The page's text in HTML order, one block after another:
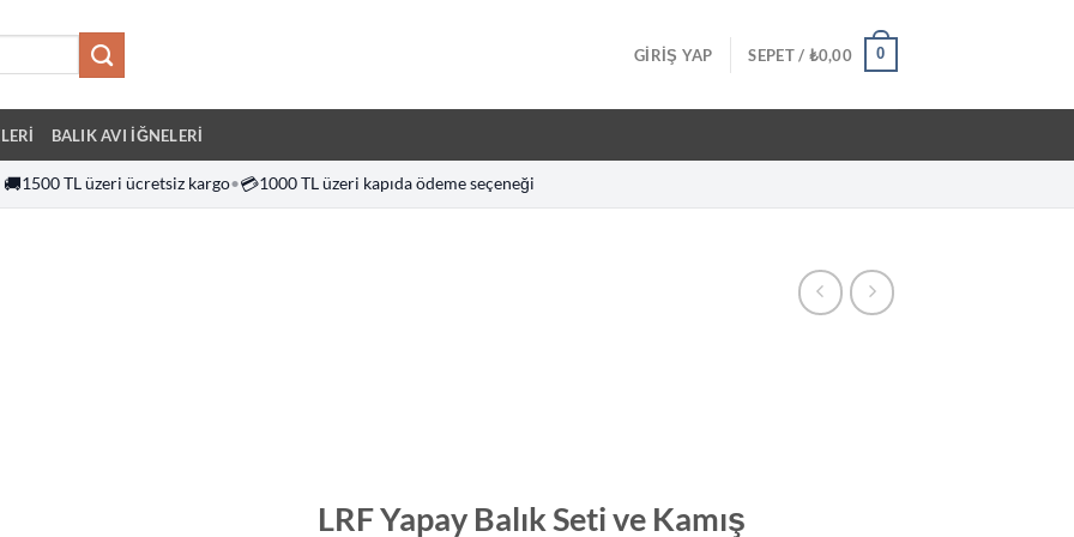
GIRIŞ YAP SEPET / ₺0,00 0
BALIK AVI İĞNELERI
🚚1500 TL üzeri ücretsiz kargo•💳1000 TL üzeri kapıda ödeme seçeneği
LRF Yapay Balık Seti ve Kamış